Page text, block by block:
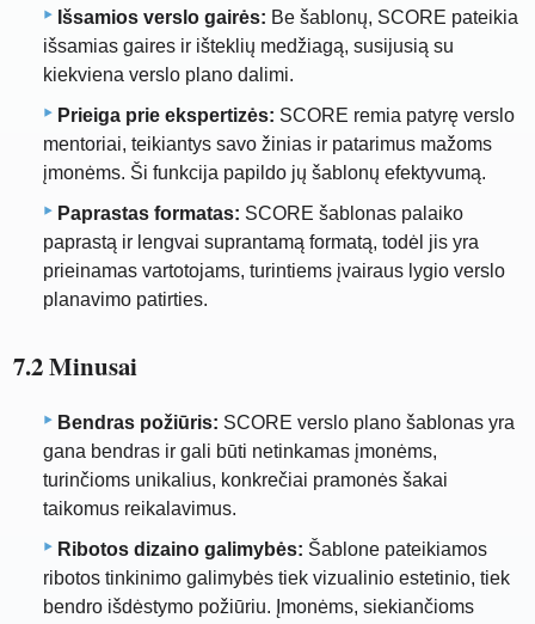
Išsamios verslo gairės: Be šablonų, SCORE pateikia
išsamias gaires ir išteklių medžiagą, susijusią su
kiekviena verslo plano dalimi.
Prieiga prie ekspertizės: SCORE remia patyrę verslo
mentoriai, teikiantys savo žinias ir patarimus mažoms
įmonėms. Ši funkcija papildo jų šablonų efektyvumą.
Paprastas formatas: SCORE šablonas palaiko
paprastą ir lengvai suprantamą formatą, todėl jis yra
prieinamas vartotojams, turintiems įvairaus lygio verslo
planavimo patirties.
7.2 Minusai
Bendras požiūris: SCORE verslo plano šablonas yra
gana bendras ir gali būti netinkamas įmonėms,
turinčioms unikalius, konkrečiai pramonės šakai
taikomus reikalavimus.
Ribotos dizaino galimybės: Šablone pateikiamos
ribotos tinkinimo galimybės tiek vizualinio estetinio, tiek
bendro išdėstymo požiūriu. Įmonėms, siekiančioms